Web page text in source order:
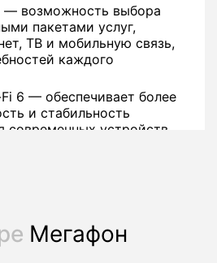
— возможность выбора
пакетами услуг,
ТВ и мобильную связь,
каждого
6 — обеспечивает более
и стабильность
современных устройств.
Мегафон